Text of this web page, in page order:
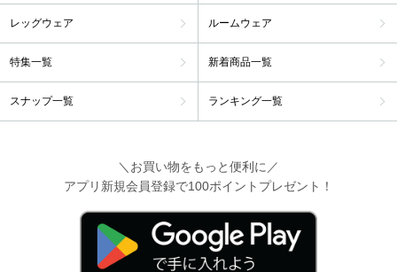
レッグウェア ルームウェア
特集一覧 新着商品一覧
スナップ一覧 ランキング一覧
＼お買い物をもっと便利に／
アプリ新規会員登録で100ポイントプレゼント！